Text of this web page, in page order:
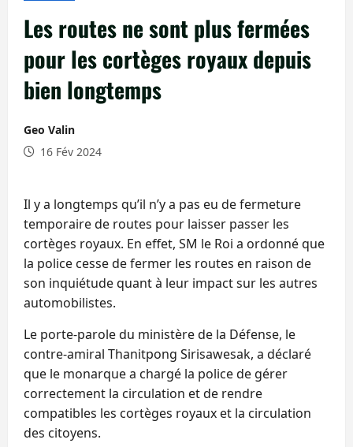
Les routes ne sont plus fermées
pour les cortèges royaux depuis
bien longtemps
Geo Valin
16 Fév 2024
Il y a longtemps qu’il n’y a pas eu de fermeture
temporaire de routes pour laisser passer les
cortèges royaux. En effet, SM le Roi a ordonné que
la police cesse de fermer les routes en raison de
son inquiétude quant à leur impact sur les autres
automobilistes.
Le porte-parole du ministère de la Défense, le
contre-amiral Thanitpong Sirisawesak, a déclaré
que le monarque a chargé la police de gérer
correctement la circulation et de rendre
compatibles les cortèges royaux et la circulation
des citoyens.